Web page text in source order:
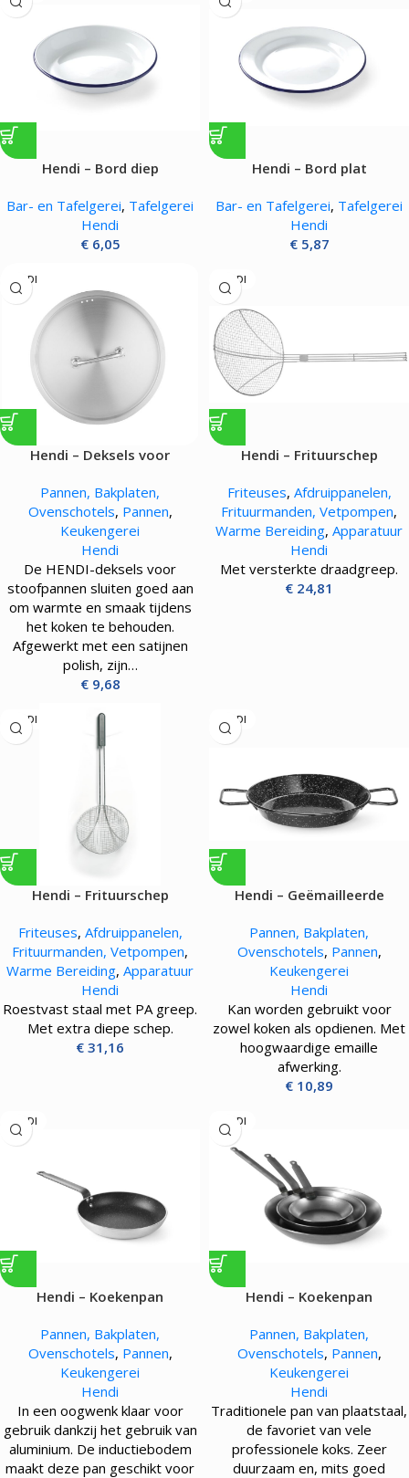
Hendi – Bord diep
Bar- en Tafelgerei, Tafelgerei
Hendi
€6,05
Hendi – Bord plat
Bar- en Tafelgerei, Tafelgerei
Hendi
€5,87
HENDI
Hendi – Deksels voor
Pannen, Bakplaten,
Ovenschotels, Pannen,
Keukengerei
Hendi
De HENDI-deksels voor
stoofpannen sluiten goed aan
om warmte en smaak tijdens
het koken te behouden.
Afgewerkt met een satijnen
polish, zijn…
€9,68
HENDI
Hendi – Frituurschep
Friteuses, Afdruippanelen,
Frituurmanden, Vetpompen,
Warme Bereiding, Apparatuur
Hendi
Met versterkte draadgreep.
€ 24,81
HENDI
Hendi – Frituurschep
Friteuses, Afdruippanelen,
Frituurmanden, Vetpompen,
Warme Bereiding, Apparatuur
Hendi
Roestvast staal met PA greep.
Met extra diepe schep.
€ 31,16
HENDI
Hendi – Geëmailleerde
Pannen, Bakplaten,
Ovenschotels, Pannen,
Keukengerei
Hendi
Kan worden gebruikt voor
zowel koken als opdienen. Met
hoogwaardige emaille
afwerking.
€ 10,89
HENDI
Hendi – Koekenpan
Pannen, Bakplaten,
Ovenschotels, Pannen,
Keukengerei
Hendi
In een oogwenk klaar voor
gebruik dankzij het gebruik van
aluminium. De inductiebodem
maakt deze pan geschikt voor
HENDI
Hendi – Koekenpan
Pannen, Bakplaten,
Ovenschotels, Pannen,
Keukengerei
Hendi
Traditionele pan van plaatstaal,
de favoriet van vele
professionele koks. Zeer
duurzaam en, mits goed